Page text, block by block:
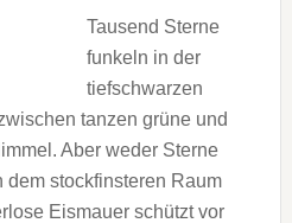
Tausend Sterne
funkeln in der
tiefschwarzen
tanzen grüne und
Aber weder Sterne
dem stockfinsteren Raum
Eismauer schützt vor